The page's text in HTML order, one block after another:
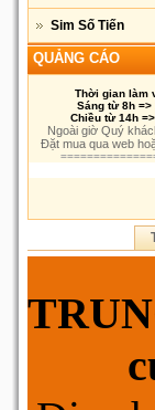
Sim Số Tiến
QUẢNG CÁO
Thời gian làm
Sáng từ 8h =>
Chiều từ 14h
Ngoài giờ Quý
Đặt mua qua web